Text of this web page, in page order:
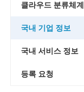
클라우드 분류체계
국내 기업 정보
국내 서비스 정보
등록 요청